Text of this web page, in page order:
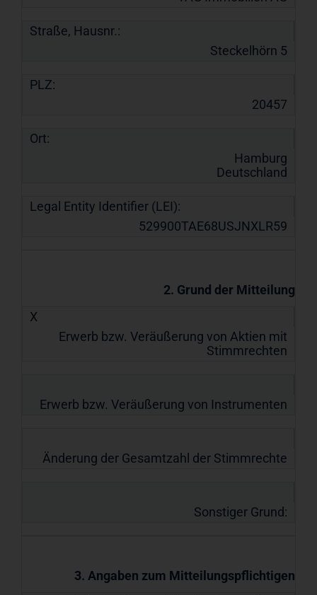
Straße, Hausnr.:
Steckelhörn 5
PLZ:
20457
Ort:
Hamburg
Deutschland
Legal Entity Identifier (LEI):
529900TAE68USJNXLR59
2. Grund der Mitteilung
X
Erwerb bzw. Veräußerung von Aktien mit
Stimmrechten
Erwerb bzw. Veräußerung von Instrumenten
Änderung der Gesamtzahl der Stimmrechte
Sonstiger Grund:
3. Angaben zum Mitteilungspflichtigen